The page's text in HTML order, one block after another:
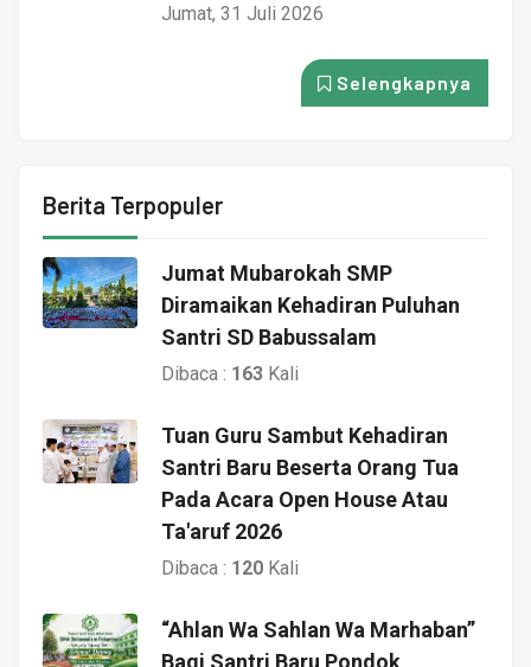
Jumat, 31 Juli 2026
Selengkapnya
Berita Terpopuler
Jumat Mubarokah SMP
Diramaikan Kehadiran Puluhan
Santri SD Babussalam
Dibaca : 163 Kali
Tuan Guru Sambut Kehadiran
Santri Baru Beserta Orang Tua
Pada Acara Open House Atau
Ta'aruf 2026
Dibaca : 120 Kali
“Ahlan Wa Sahlan Wa Marhaban”